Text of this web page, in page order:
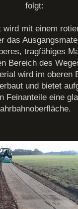
folgt:
wird mit einem
das
tragfähiges
Bereich des
wird im oberen
und bietet
Feinanteile eine